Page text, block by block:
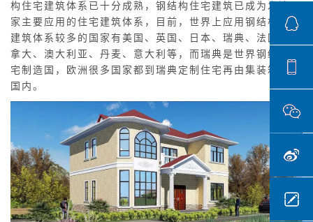
构住宅建筑体系已十分成熟，钢结构住宅建筑已成为发达国
家主要应用的住宅建筑体系，目前，世界上应用钢结构住宅
建筑体系较多的国家有美国、英国、日本、瑞典、法国、加
拿大、澳大利亚、丹麦、意大利等，而瑞典是世界钢结构住
宅制造国，欧洲很多国家都到瑞典定制住宅再由集装箱运回
国内。